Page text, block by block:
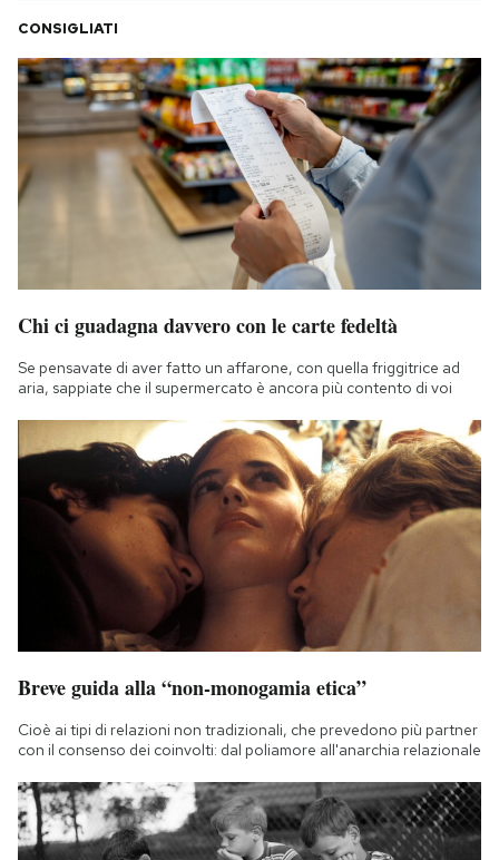
CONSIGLIATI
Chi ci guadagna davvero con le carte fedeltà
Se pensavate di aver fatto un affarone, con quella friggitrice ad
aria, sappiate che il supermercato è ancora più contento di voi
Breve guida alla “non-monogamia etica”
Cioè ai tipi di relazioni non tradizionali, che prevedono più partner
con il consenso dei coinvolti: dal poliamore all'anarchia relazionale